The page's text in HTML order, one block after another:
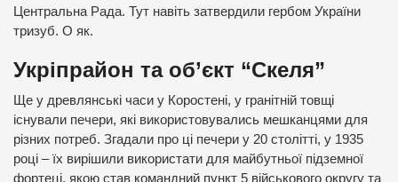
Центральна Рада. Тут навіть затвердили гербом України
тризуб. О як.
Укріпрайон та об’єкт “Скеля”
Ще у древлянські часи у Коростені, у гранітній товщі
існували печери, які використовувались мешканцями для
різних потреб. Згадали про ці печери у 20 столітті, у 1935
році – їх вирішили використати для майбутньої підземної
фортеці, якою став командний пункт 5 військового округу та